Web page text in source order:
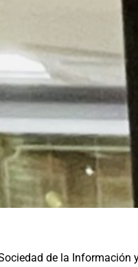
de la Información